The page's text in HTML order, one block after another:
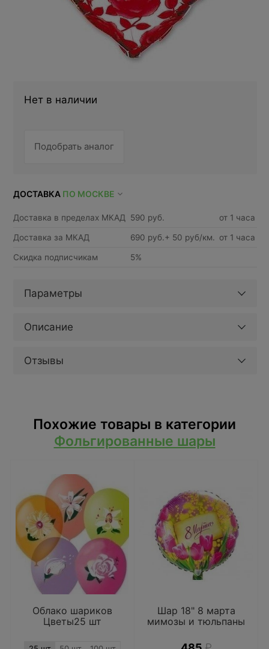
Нет в наличии
Подобрать аналог
ДОСТАВКА ПО МОСКВЕ
Доставка в пределах МКАД 590 руб. от 1 часа
Доставка за МКАД 690 руб.+ 50 руб/км. от 1 часа
Скидка подписчикам 5%
Параметры
Описание
Отзывы
Похожие товары в категории
Фольгированные шары
Облако шариков
Цветы25 шт
Шар 18" 8 марта
мимозы и тюльпаны